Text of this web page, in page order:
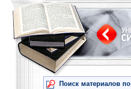
Поиск материалов по